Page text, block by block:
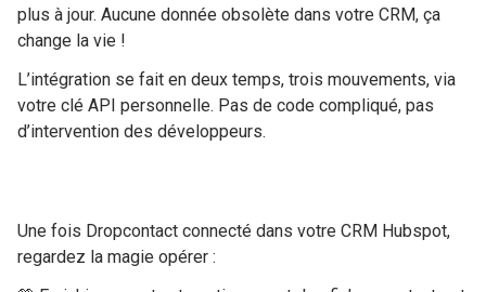
plus à jour. Aucune donnée obsolète dans votre CRM, ça
change la vie !
L’intégration se fait en deux temps, trois mouvements, via
votre clé API personnelle. Pas de code compliqué, pas
d’intervention des développeurs.
Une fois Dropcontact connecté dans votre CRM Hubspot,
regardez la magie opérer :